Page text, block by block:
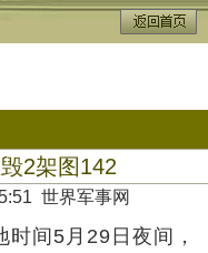
2架图142
世界军事网
间5月29日夜间，